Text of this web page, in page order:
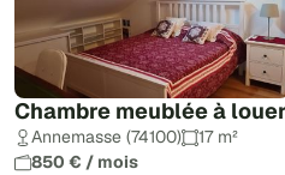
Chambre meublée à louer
Annemasse (74100)
17 m²
850 € / mois